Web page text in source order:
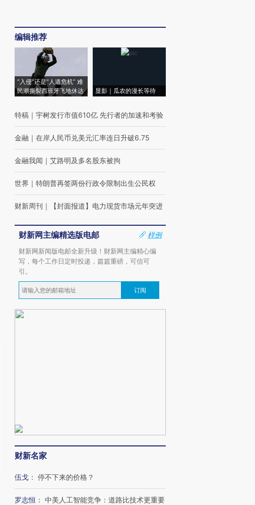
编辑推荐
“入侵”还是“人道危机” 难
民潮撕裂西班牙飞地休达
显影｜瓜农的漫长等待
特稿 ｜ 宇树发行市值610亿 先行者的加速和考验
金融 ｜ 在岸人民币兑美元汇率连日升破6.75
金融我闻 ｜ 艾路明及多名股东被拘
世界 ｜ 特朗普再签两份行政令限制出生公民权
财新周刊 ｜ 【封面报道】电力现货市场元年突进
财新网主编精选版电邮
样例
财新网新闻版电邮全新升级！财新网主编精心编
写，每个工作日定时投递，篇篇重磅，可信可
引。
订阅
财新名家
伍戈 ： 停不下来的价格？
罗志恒 ： 中美人工智能竞争：道路比技术更重要